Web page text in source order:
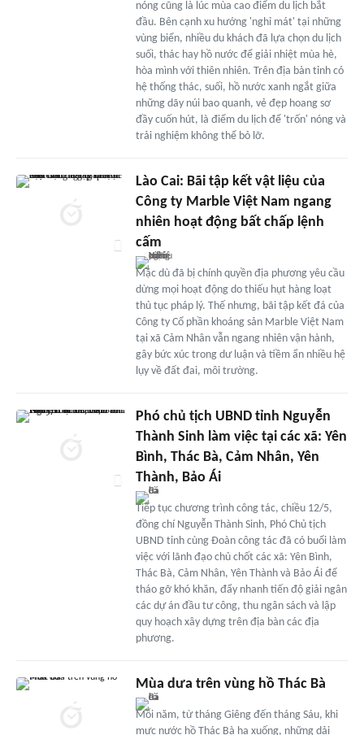
nóng cũng là lúc mùa cao điểm du lịch bắt
đầu. Bên cạnh xu hướng 'nghỉ mát' tại những
vùng biển, nhiều du khách đã lựa chọn du lịch
suối, thác hay hồ nước để giải nhiệt mùa hè,
hòa mình với thiên nhiên. Trên địa bàn tỉnh có
hệ thống thác, suối, hồ nước xanh ngắt giữa
những dãy núi bao quanh, vẻ đẹp hoang sơ
đầy cuốn hút, là điểm du lịch để 'trốn' nóng và
trải nghiệm không thể bỏ lỡ.
Lào Cai: Bãi tập kết vật liệu của
Công ty Marble Việt Nam ngang
nhiên hoạt động bất chấp lệnh
cấm
Mặc dù đã bị chính quyền địa phương yêu cầu
dừng mọi hoạt động do thiếu hụt hàng loạt
thủ tục pháp lý. Thế nhưng, bãi tập kết đá của
Công ty Cổ phần khoáng sản Marble Việt Nam
tại xã Cảm Nhân vẫn ngang nhiên vận hành,
gây bức xúc trong dư luận và tiềm ẩn nhiều hệ
lụy về đất đai, môi trường.
Phó chủ tịch UBND tỉnh Nguyễn
Thành Sinh làm việc tại các xã: Yên
Bình, Thác Bà, Cảm Nhân, Yên
Thành, Bảo Ái
Tiếp tục chương trình công tác, chiều 12/5,
đồng chí Nguyễn Thành Sinh, Phó Chủ tịch
UBND tỉnh cùng Đoàn công tác đã có buổi làm
việc với lãnh đạo chủ chốt các xã: Yên Bình,
Thác Bà, Cảm Nhân, Yên Thành và Bảo Ái để
tháo gỡ khó khăn, đẩy nhanh tiến độ giải ngân
các dự án đầu tư công, thu ngân sách và lập
quy hoạch xây dựng trên địa bàn các địa
phương.
Mùa dưa trên vùng hồ Thác Bà
Mỗi năm, từ tháng Giêng đến tháng Sáu, khi
mực nước hồ Thác Bà hạ xuống, những dải